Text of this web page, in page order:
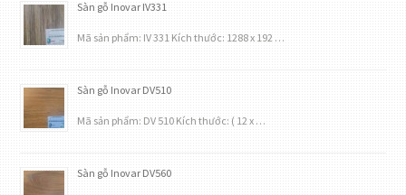
Sàn gỗ Inovar IV331
Mã sản phẩm: IV 331 Kích thước: 1288 x 192 …
Sàn gỗ Inovar DV510
Mã sản phẩm: DV 510 Kích thước: ( 12 x …
Sàn gỗ Inovar DV560